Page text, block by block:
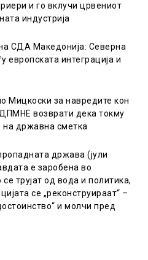
и го вклучи црвениот
индустрија
СДА Македонија: Северна
европската интеграција и
Мицкоски за навредите кон
возврати дека токму
државна сметка
држава (јули
е заробена во
трујат од вода и политика,
се „реконструираат“ –
и молчи пред